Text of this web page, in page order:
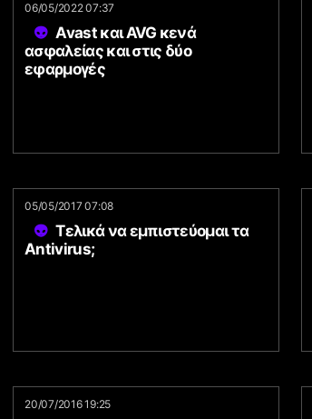
06/05/2022 07:37
Avast και AVG κενά
ασφαλείας και στις δύο
εφαρμογές
05/05/2017 07:08
Τελικά να εμπιστεύομαι τα
Antivirus;
20/07/2016 19:25